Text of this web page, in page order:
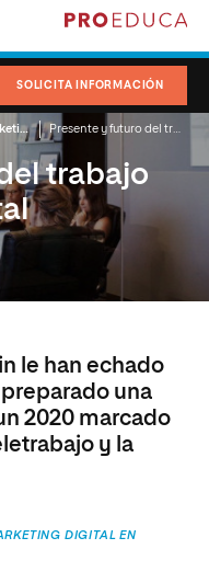
SOLICITA INFORMACIÓN
Comercio y Marketing
trabajo
le han echado
una
2020 marcado
y la
DIGITAL EN